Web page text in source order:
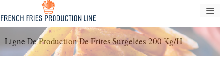
au
contenu
Ligne De Production De Frites Surgelées 200 Kg/h